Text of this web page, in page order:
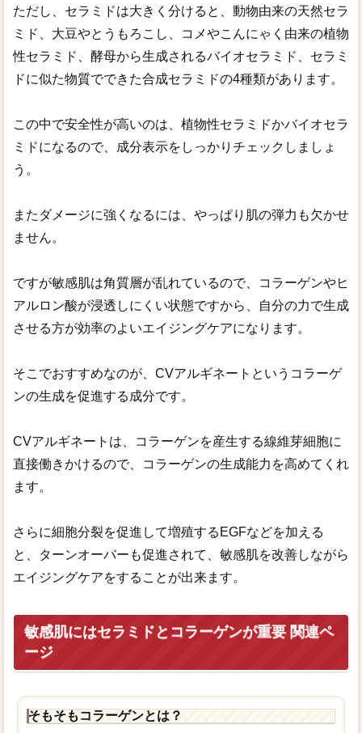
ただし、セラミドは大きく分けると、動物由来の天然セラ
ミド、大豆やとうもろこし、コメやこんにゃく由来の植物
性セラミド、酵母から生成されるバイオセラミド、セラミ
ドに似た物質でできた合成セラミドの4種類があります。
この中で安全性が高いのは、植物性セラミドかバイオセラ
ミドになるので、成分表示をしっかりチェックしましょ
う。
またダメージに強くなるには、やっぱり肌の弾力も欠かせ
ません。
ですが敏感肌は角質層が乱れているので、コラーゲンやヒ
アルロン酸が浸透しにくい状態ですから、自分の力で生成
させる方が効率のよいエイジングケアになります。
そこでおすすめなのが、CVアルギネートというコラーゲ
ンの生成を促進する成分です。
CVアルギネートは、コラーゲンを産生する線維芽細胞に
直接働きかけるので、コラーゲンの生成能力を高めてくれ
ます。
さらに細胞分裂を促進して増殖するEGFなどを加える
と、ターンオーバーも促進されて、敏感肌を改善しながら
エイジングケアをすることが出来ます。
敏感肌にはセラミドとコラーゲンが重要 関連ペ
ージ
そもそもコラーゲンとは？